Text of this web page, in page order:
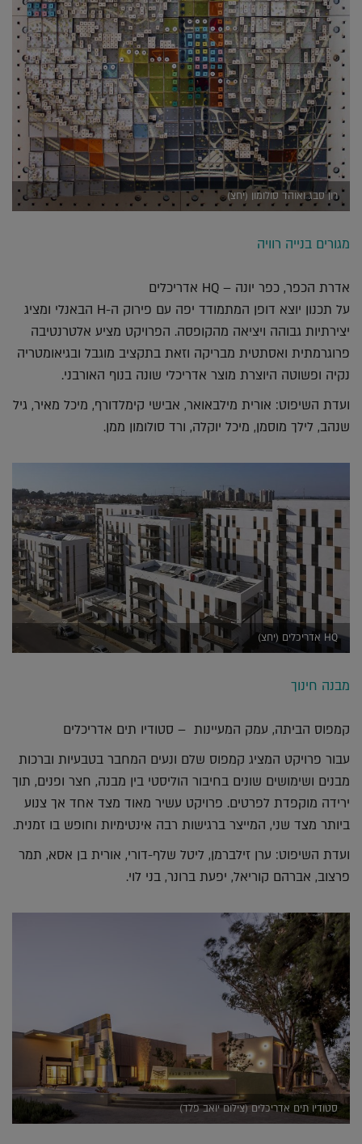
רון סבג ואוהד סולומון (יחצ)
מגורים בנייה רוויה
אדרת הכפר, כפר יונה – HQ אדריכלים
על תכנון יוצא דופן המתמודד יפה עם פירוק ה-H הבאנלי ומציג
יצירתיות גבוהה ויציאה מהקופסה. הפרויקט מציע אלטרנטיבה
פרוגרמתית ואסתטית מבריקה וזאת בתקציב מוגבל ובגיאומטריה
נקיה ופשוטה היוצרת מוצר אדריכלי שונה בנוף האורבני.
ועדת השיפוט: אורית מילבאואר, אבישי קימלדורף, מיכל מאיר, גיל
שנהב, לילך מוסמן, מיכל יוקלה, ורד סולומון ממן.
HQ אדריכלים (יחצ)
מבנה חינוך
קמפוס הביתה, עמק המעיינות – סטודיו תים אדריכלים
עבור פרויקט המציג קמפוס שלם ונעים המחבר בטבעיות וברכות
מבנים ושימושים שונים בחיבור הוליסטי בין מבנה, חצר ופנים, תוך
ירידה מוקפדת לפרטים. פרויקט עשיר מאוד מצד אחד אך צנוע
ביותר מצד שני, המייצר ברגישות רבה אינטימיות וחופש בו זמנית.
ועדת השיפוט: ערן זילברמן, ליטל שלף-דורי, אורית בן אסא, תמר
פרצוב, אברהם קוריאל, יפעת ברונר, בני לוי.
סטודיו תים אדריכלים (צילום יואב פלד)